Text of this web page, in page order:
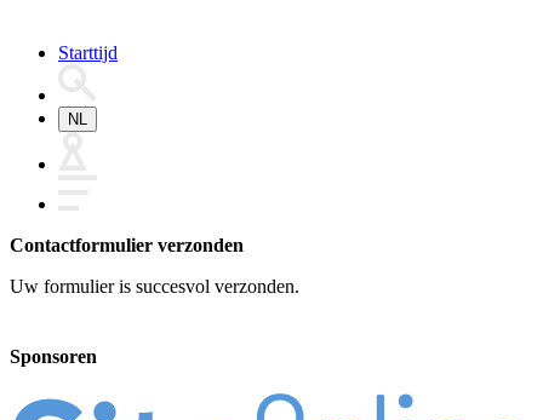
Starttijd
NL
Contactformulier verzonden
Uw formulier is succesvol verzonden.
Sponsoren